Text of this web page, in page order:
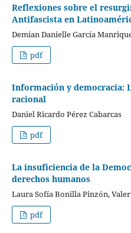
Reflexiones sobre el
Antifascista en
Demian Danielle García
pdf
Información y democracia:
racional
Daniel Ricardo Pérez Cabarcas
pdf
La insuficiencia de la
derechos humanos
Laura Sofía Bonilla Pinzón,
pdf